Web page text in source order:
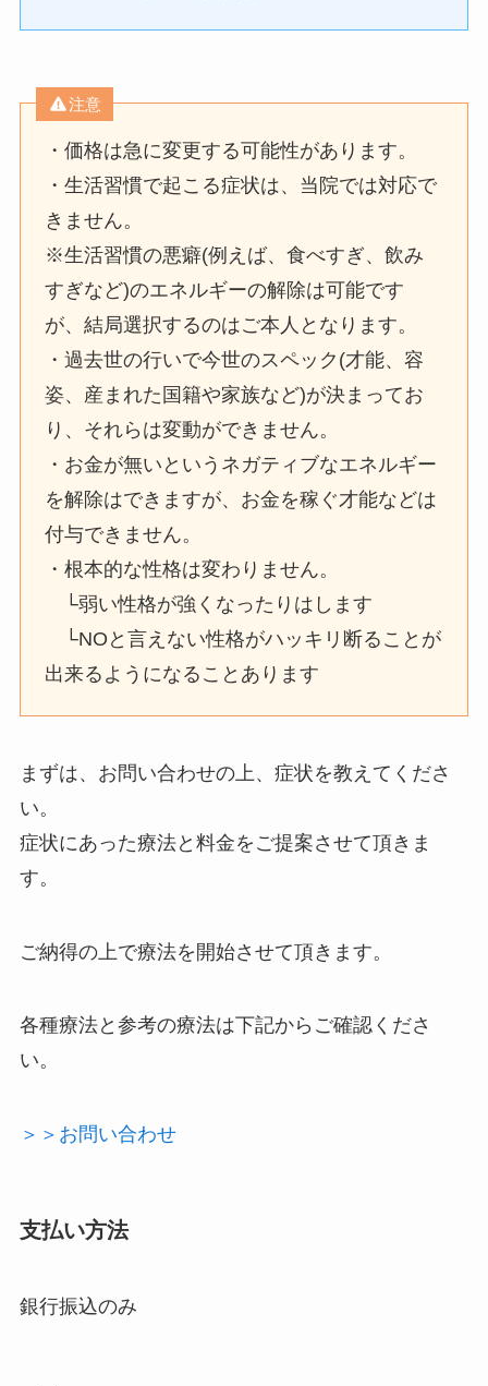
注意
・価格は急に変更する可能性があります。
・生活習慣で起こる症状は、当院では対応で
きません。
※生活習慣の悪癖(例えば、食べすぎ、飲み
すぎなど)のエネルギーの解除は可能です
が、結局選択するのはご本人となります。
・過去世の行いで今世のスペック(才能、容
姿、産まれた国籍や家族など)が決まってお
り、それらは変動ができません。
・お金が無いというネガティブなエネルギー
を解除はできますが、お金を稼ぐ才能などは
付与できません。
・根本的な性格は変わりません。
└弱い性格が強くなったりはします
└NOと言えない性格がハッキリ断ることが
出来るようになることあります
まずは、お問い合わせの上、症状を教えてくださ
い。
症状にあった療法と料金をご提案させて頂きま
す。
ご納得の上で療法を開始させて頂きます。
各種療法と参考の療法は下記からご確認くださ
い。
＞＞お問い合わせ
支払い方法
銀行振込のみ